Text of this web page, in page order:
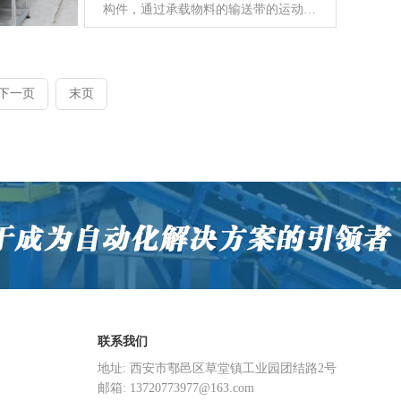
构件，通过承载物料的输送带的运动进
行物料输送的一种连续输送设备,皮带
一页
末页
联系我们
地址: 西安市鄠邑区草堂镇工业园团结路2号
邮箱: 13720773977@163.com